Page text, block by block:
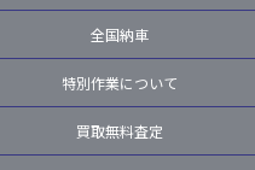
全国納車
特別作業について
買取無料査定